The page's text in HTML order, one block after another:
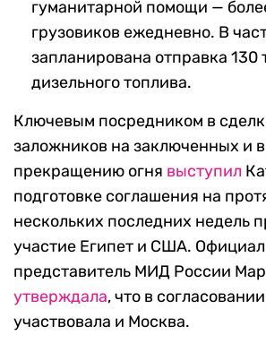
гуманитарной помощи —
грузовиков ежедневно. В
запланирована отправка 130
дизельного топлива.
Ключевым посредником в
заложников на заключенных и
прекращению огня выступил
подготовке соглашения на
нескольких последних недель
участие Египет и США.
представитель МИД России
утверждала, что в
участвовала и Москва.